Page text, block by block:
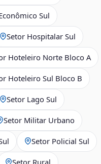
Sul
Setor Hospitalar Sul
Hoteleiro Norte Bloco A
Hoteleiro Sul Bloco B
Setor Lago Sul
Setor Militar Urbano
Setor Policial Sul
Setor Rural